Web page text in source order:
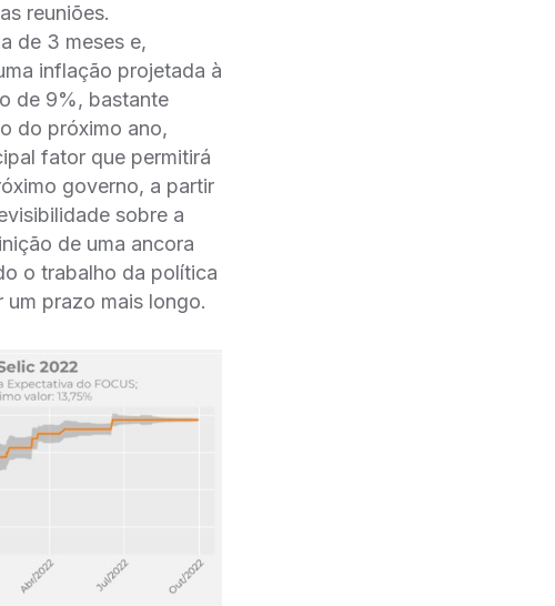
reuniões.
de 3 meses e,
inflação projetada à
de 9%, bastante
do próximo ano,
fator que permitirá
governo, a partir
sobre a
de uma ancora
o trabalho da política
prazo mais longo.